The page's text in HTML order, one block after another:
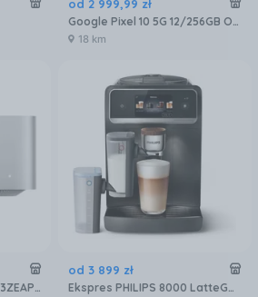
od 2 999,99 zł
Google Pixel 10 5G 12/256GB Obsydian
18 km
Apple Mac Studio (MU963ZEAP3R3D5)
od 3 899 zł
Ekspres PHILIPS 8000 LatteGo Pro EP8757/12